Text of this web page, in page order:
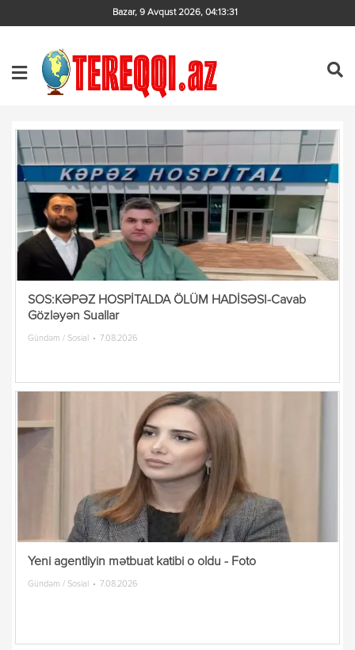
Bazar, 9 Avqust 2026, 04:13:31
SOS:KƏPƏZ HOSPİTALDA ÖLÜM HADİSƏSI-Cavab
Gözləyən Suallar
Gündəm / Sosial 7.08.2026
Yeni agentliyin mətbuat katibi o oldu - Foto
Gündəm / Sosial 7.08.2026